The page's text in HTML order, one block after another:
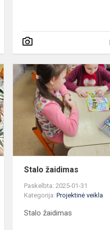
STEAM
žiemos
savaitė
"Džiaugsmai
ir
atradimai"
Stalo žaidimas
Paskelbta: 2025-01-31
Kategorija:Projektinė veikla
Stalo žaidimas